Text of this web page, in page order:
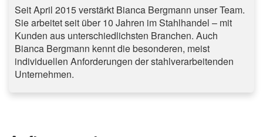
Seit April 2015 verstärkt Bianca Bergmann unser Team.
Sie arbeitet seit über 10 Jahren im Stahlhandel – mit
Kunden aus unterschiedlichsten Branchen. Auch
Bianca Bergmann kennt die besonderen, meist
individuellen Anforderungen der stahlverarbeitenden
Unternehmen.